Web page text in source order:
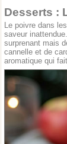
Desserts :
Le poivre dans
saveur
surprenant mais
cannelle et de
aromatique qui